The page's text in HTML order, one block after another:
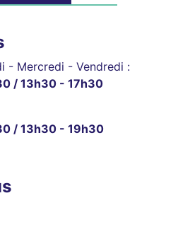
- Mercredi - Vendredi :
/ 13h30 - 17h30
/ 13h30 - 19h30